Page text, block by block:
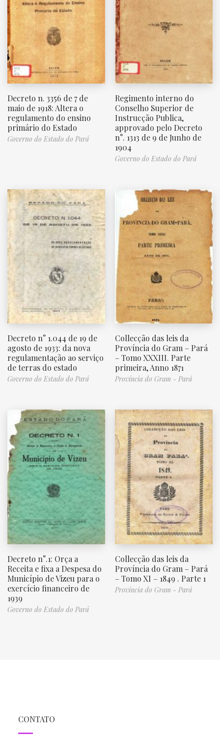
Decreto n. 3356 de 7 de
maio de 1918: Altera o
regulamento do ensino
primário do Estado
Governo do Estado do Pará
Regimento interno do
Conselho Superior de
Instrucção Publica,
approvado pelo Decreto
n°. 1313 de 9 de Junho de
1904
Governo do Estado do Pará
Decreto n° 1.044 de 19 de
agosto de 1933: da nova
regulamentação ao serviço
de terras do estado
Governo do Estado do Pará
Collecção das leis da
Província do Gram – Pará
– Tomo XXXIII. Parte
primeira, Anno 1871
Província do Gram - Pará
Decreto n°.1: Orça a
Receita e fixa a Despesa do
Município de Vizeu para o
exercício financeiro de
1939
Governo do Estado do Pará
Collecção das leis da
Província do Gram – Pará
– Tomo XI – 1849 . Parte 1
Província do Gram - Pará
CONTATO